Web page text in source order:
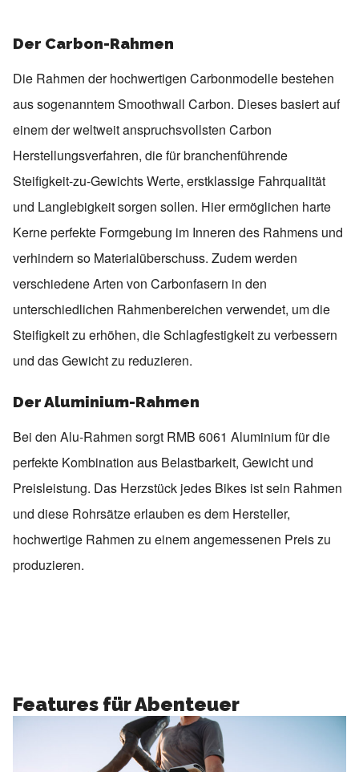
Der Carbon-Rahmen
Die Rahmen der hochwertigen Carbonmodelle bestehen
aus sogenanntem Smoothwall Carbon. Dieses basiert auf
einem der weltweit anspruchsvollsten Carbon
Herstellungsverfahren, die für branchenführende
Steifigkeit-zu-Gewichts Werte, erstklassige Fahrqualität
und Langlebigkeit sorgen sollen. Hier ermöglichen harte
Kerne perfekte Formgebung im Inneren des Rahmens und
verhindern so Materialüberschuss. Zudem werden
verschiedene Arten von Carbonfasern in den
unterschiedlichen Rahmenbereichen verwendet, um die
Steifigkeit zu erhöhen, die Schlagfestigkeit zu verbessern
und das Gewicht zu reduzieren.
Der Aluminium-Rahmen
Bei den Alu-Rahmen sorgt RMB 6061 Aluminium für die
perfekte Kombination aus Belastbarkeit, Gewicht und
Preisleistung. Das Herzstück jedes Bikes ist sein Rahmen
und diese Rohrsätze erlauben es dem Hersteller,
hochwertige Rahmen zu einem angemessenen Preis zu
produzieren.
Features für Abenteuer